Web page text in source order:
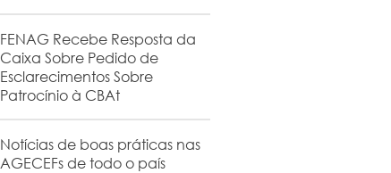
FENAG Recebe Resposta da
Caixa Sobre Pedido de
Esclarecimentos Sobre
Patrocínio à CBAt
Notícias de boas práticas nas
AGECEFs de todo o país